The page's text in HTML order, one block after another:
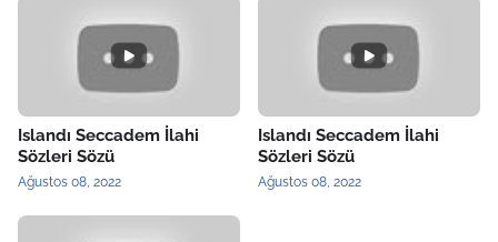
Islandı Seccadem İlahi
Sözleri Sözü
Ağustos 08, 2022
Islandı Seccadem İlahi
Sözleri Sözü
Ağustos 08, 2022